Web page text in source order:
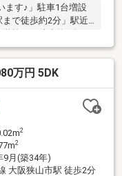
ます♪」駐車1台増設
で徒歩約2分」駅近
ー、薬局、コンビ
～
（担当：佐藤）まで
万円 5DK
2
2
9月(築34年)
大阪狭山市駅 徒歩2分